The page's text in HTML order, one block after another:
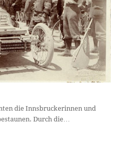
die Innsbruckerinnen und
Durch die…